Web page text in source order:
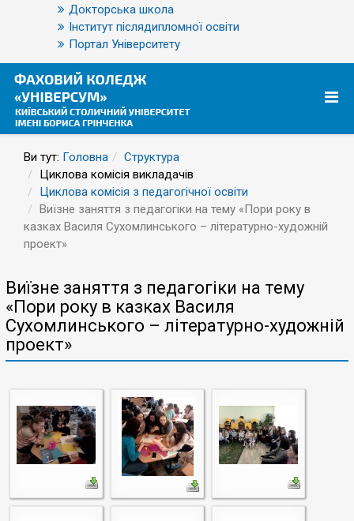
Докторська школа
Інститут післядипломної освіти
Портал Університету
Ви тут: Головна
Структура
Циклова комісія викладачів
Циклова комісія з педагогічної освіти
Виїзне заняття з педагогіки на тему «Пори року в
казках Василя Сухомлинського – літературно-художній
проект»
Виїзне заняття з педагогіки на тему
«Пори року в казках Василя
Сухомлинського – літературно-художній
проект»